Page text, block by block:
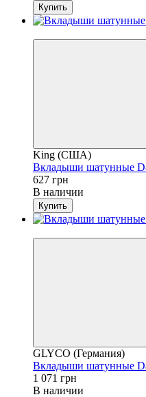
Купить
King (США)
Вкладыши шатунные
627 грн
В наличии
Купить
GLYCO (Германия)
Вкладыши шатунные
1 071 грн
В наличии